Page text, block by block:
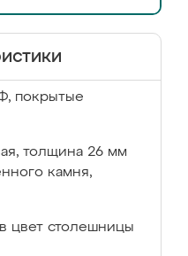
покрытые
толщина 26 мм
камня,
цвет столешницы